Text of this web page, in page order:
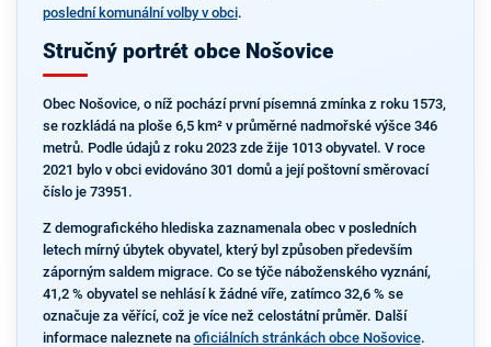
poslední komunální volby v obci.
Stručný portrét obce Nošovice
Obec Nošovice, o níž pochází první písemná zmínka z roku 1573,
se rozkládá na ploše 6,5 km² v průměrné nadmořské výšce 346
metrů. Podle údajů z roku 2023 zde žije 1013 obyvatel. V roce
2021 bylo v obci evidováno 301 domů a její poštovní směrovací
číslo je 73951.
Z demografického hlediska zaznamenala obec v posledních
letech mírný úbytek obyvatel, který byl způsoben především
záporným saldem migrace. Co se týče náboženského vyznání,
41,2 % obyvatel se nehlásí k žádné víře, zatímco 32,6 % se
označuje za věřící, což je více než celostátní průměr. Další
informace naleznete na oficiálních stránkách obce Nošovice.